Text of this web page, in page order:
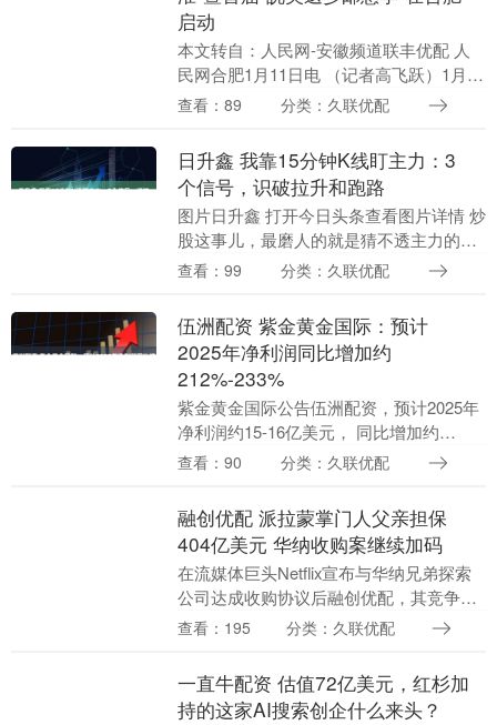
启动
本文转自：人民网-安徽频道联丰优配 人
民网合肥1月11日电 （记者高飞跃）1月10
日联丰优配 ，第八届“春运邮情 情暖江
业....
查看：89 分类：久联优配
日升鑫 我靠15分钟K线盯主力：3
个信号，识破拉升和跑路
图片日升鑫 打开今日头条查看图片详情 炒
股这事儿，最磨人的就是猜不透主力的心
思。我见过太多散户，看着日线红彤彤的
着看似要涨的....
查看：99 分类：久联优配
伍洲配资 紫金黄金国际：预计
2025年净利润同比增加约
212%-233%
紫金黄金国际公告伍洲配资，预计2025年
净利润约15-16亿美元， 同比增加约
212%-233%；报告期矿产金产量同比增加
查看：90 分类：久联优配
融创优配 派拉蒙掌门人父亲担保
404亿美元 华纳收购案继续加码
在流媒体巨头Netflix宣布与华纳兄弟探索
公司达成收购协议后融创优配，其竞争对
手派拉蒙全球并未放弃竞购努力，提出总
日，派....
查看：195 分类：久联优配
一直牛配资 估值72亿美元，红杉加
持的这家AI搜索创企什么来头？